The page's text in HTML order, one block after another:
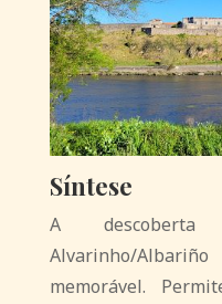
Síntese
A
Alvarinho/
memorável.